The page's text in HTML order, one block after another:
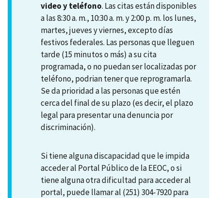
video y teléfono. Las citas están disponibles
a las 8:30 a. m., 10:30 a. m. y 2:00 p. m. los lunes,
martes, jueves y viernes, excepto días
festivos federales. Las personas que lleguen
tarde (15 minutos o más) a su cita
programada, o no puedan ser localizadas por
teléfono, podrian tener que reprogramarla.
Se da prioridad a las personas que estén
cerca del final de su plazo (es decir, el plazo
legal para presentar una denuncia por
discriminación).
Si tiene alguna discapacidad que le impida
acceder al Portal Público de la EEOC, o si
tiene alguna otra dificultad para acceder al
portal, puede llamar al (251) 304-7920 para